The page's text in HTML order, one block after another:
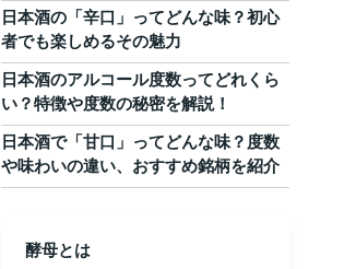
日本酒の「辛口」ってどんな味？初心
者でも楽しめるその魅力
日本酒のアルコール度数ってどれくら
い？特徴や度数の秘密を解説！
日本酒で「甘口」ってどんな味？度数
や味わいの違い、おすすめ銘柄を紹介
酵母とは